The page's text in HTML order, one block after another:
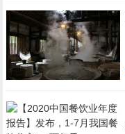
› ›